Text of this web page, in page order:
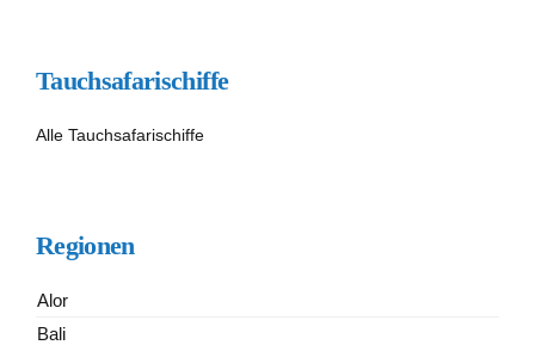
Tauchsafarischiffe
Alle Tauchsafarischiffe
Regionen
Alor
Bali